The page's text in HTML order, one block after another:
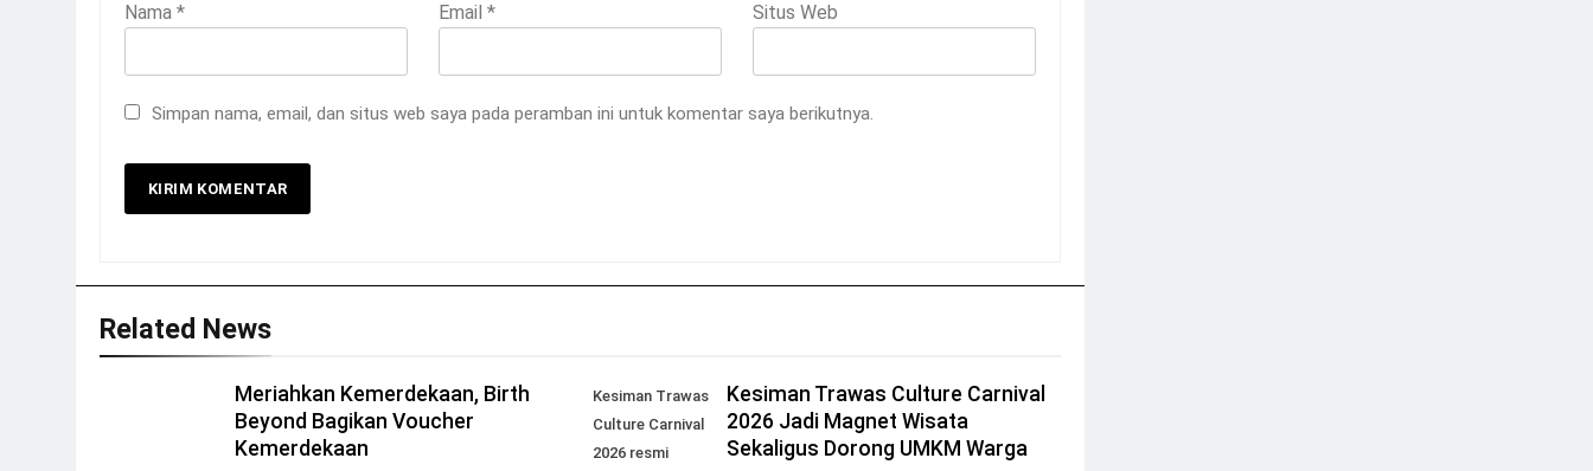
Nama * Email* Situs Web
Simpan nama, email, dan situs web saya pada peramban ini untuk komentar saya berikutnya.
Related News
Meriahkan Kemerdekaan, Birth
Beyond Bagikan Voucher
Kemerdekaan
Kesiman Trawas
Culture Carnival
2026 resmi
Kesiman Trawas Culture Carnival
2026 Jadi Magnet Wisata
Sekaligus Dorong UMKM Warga